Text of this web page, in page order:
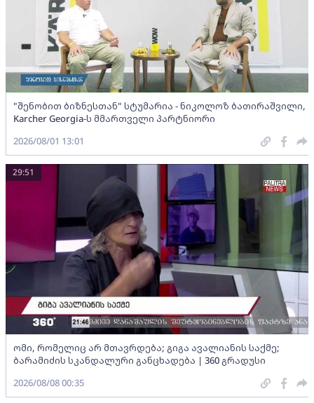
"შენობით ბიზნესთან" სტუმარია - ნიკოლოზ ბათირაშვილი,
Karcher Georgia-ს მმართველი პარტნიორი
2026/08/01 13:01
ომი, რომელიც არ მთავრდება; გიგა ავალიანის საქმე;
ბარამიძის სკანდალური განცხადება | 360 გრადუსი
29:51
2026/08/08 00:35